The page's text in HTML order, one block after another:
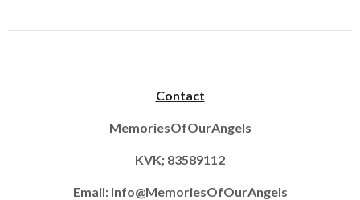
Contact
MemoriesOfOurAngels
KVK; 83589112
Email: Info@MemoriesOfOurAngels